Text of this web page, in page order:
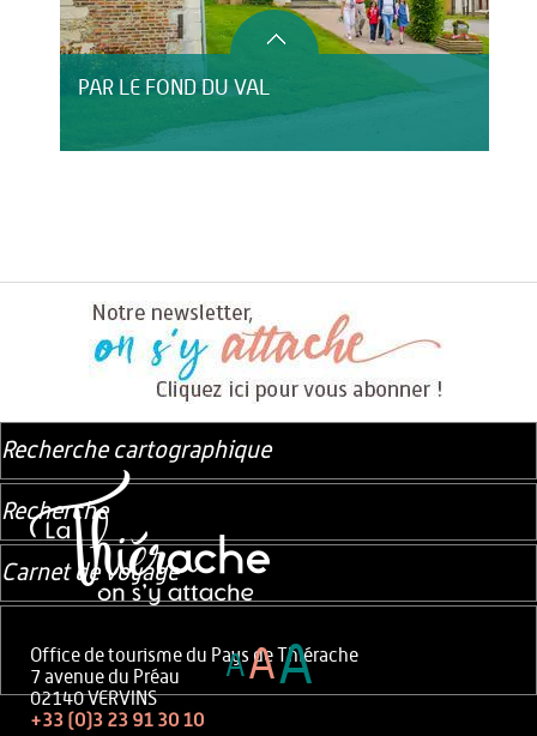
PAR LE FOND DU VAL
Office de tourisme du Pays de Thiérache
7 avenue du Préau
02140 VERVINS
+33 (0)3 23 91 30 10
Recherche cartographique
Recherche
Carnet de voyage
AAA